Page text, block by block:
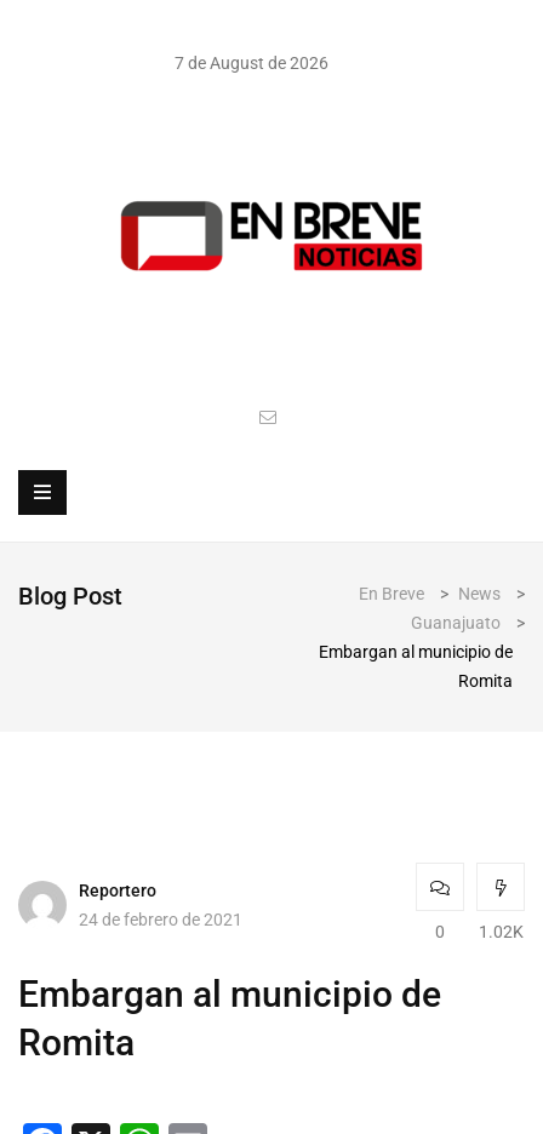
7 de August de 2026
Blog Post En Breve > News
>
Guanajuato
>
Embargan al municipio de
Romita
Reportero
24 de febrero de 2021
0 1.02K
Embargan al municipio de
Romita